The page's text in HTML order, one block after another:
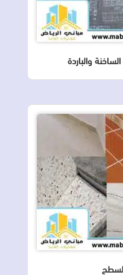
والباردة